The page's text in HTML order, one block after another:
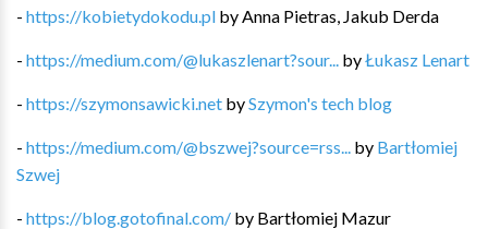
- https://kobietydokodu.pl by Anna Pietras, Jakub Derda
- https://medium.com/@lukaszlenart?sour... byŁukasz Lenart
- https://szymonsawicki.net bySzymon's tech blog
- https://medium.com/@bszwej?source=rss... by Bartłomiej
Szwej
- https://blog.gotofinal.com/ by Bartłomiej Mazur